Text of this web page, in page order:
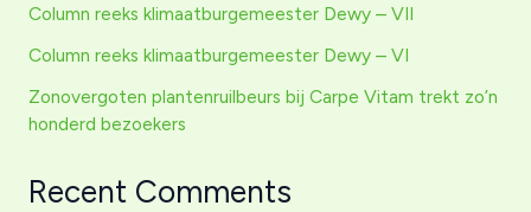
Column reeks klimaatburgemeester Dewy – VII
Column reeks klimaatburgemeester Dewy – VI
Zonovergoten plantenruilbeurs bij Carpe Vitam trekt zo’n
honderd bezoekers
Recent Comments